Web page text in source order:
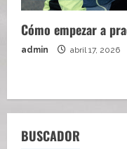
Cómo empezar a
admin abril 17, 2026
BUSCADOR